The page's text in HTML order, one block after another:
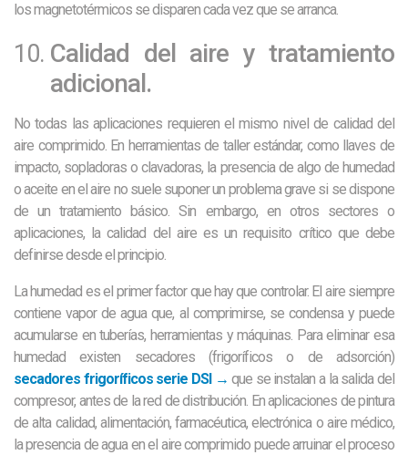
los magnetotérmicos se disparen cada vez que se arranca.
Calidad del aire y tratamiento
adicional.
No todas las aplicaciones requieren el mismo nivel de calidad del
aire comprimido. En herramientas de taller estándar, como llaves de
impacto, sopladoras o clavadoras, la presencia de algo de humedad
o aceite en el aire no suele suponer un problema grave si se dispone
de un tratamiento básico. Sin embargo, en otros sectores o
aplicaciones, la calidad del aire es un requisito crítico que debe
definirse desde el principio.
La humedad es el primer factor que hay que controlar. El aire siempre
contiene vapor de agua que, al comprimirse, se condensa y puede
acumularse en tuberías, herramientas y máquinas. Para eliminar esa
humedad existen secadores (frigoríficos o de adsorción)
secadores frigoríficos serie DSI → que se instalan a la salida del
compresor, antes de la red de distribución. En aplicaciones de pintura
de alta calidad, alimentación, farmacéutica, electrónica o aire médico,
la presencia de agua en el aire comprimido puede arruinar el proceso